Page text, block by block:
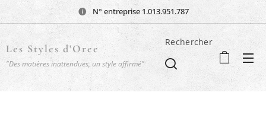
N° entreprise 1.013.951.787
Les Styles d'Oree
"Des matières inattendues, un style affirmé"
Rechercher